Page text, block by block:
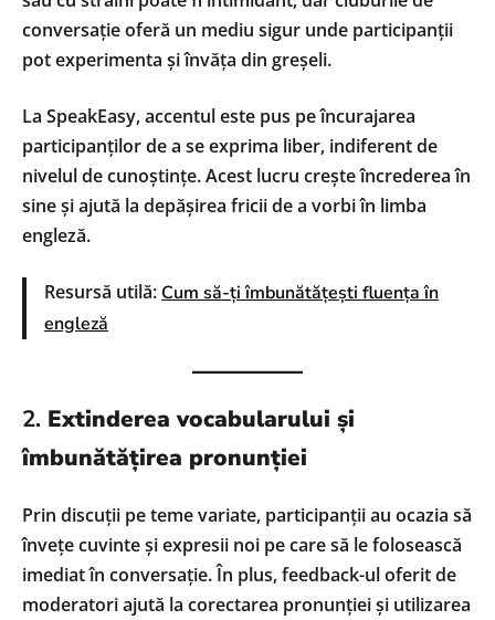
conversație oferă un mediu sigur unde participanții
pot experimenta și învăța din greșeli.
La SpeakEasy, accentul este pus pe încurajarea
participanților de a se exprima liber, indiferent de
nivelul de cunoștințe. Acest lucru crește încrederea în
sine și ajută la depășirea fricii de a vorbi în limba
engleză.
Resursă utilă: Cum să-ți îmbunătățești fluența în
engleză
2. Extinderea vocabularului și
îmbunătățirea pronunției
Prin discuții pe teme variate, participanții au ocazia să
învețe cuvinte și expresii noi pe care să le folosească
imediat în conversație. În plus, feedback-ul oferit de
moderatori ajută la corectarea pronunției și utilizarea